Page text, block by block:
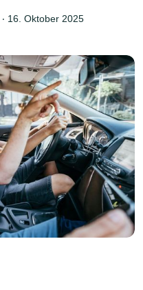
‧ 16. Oktober 2025